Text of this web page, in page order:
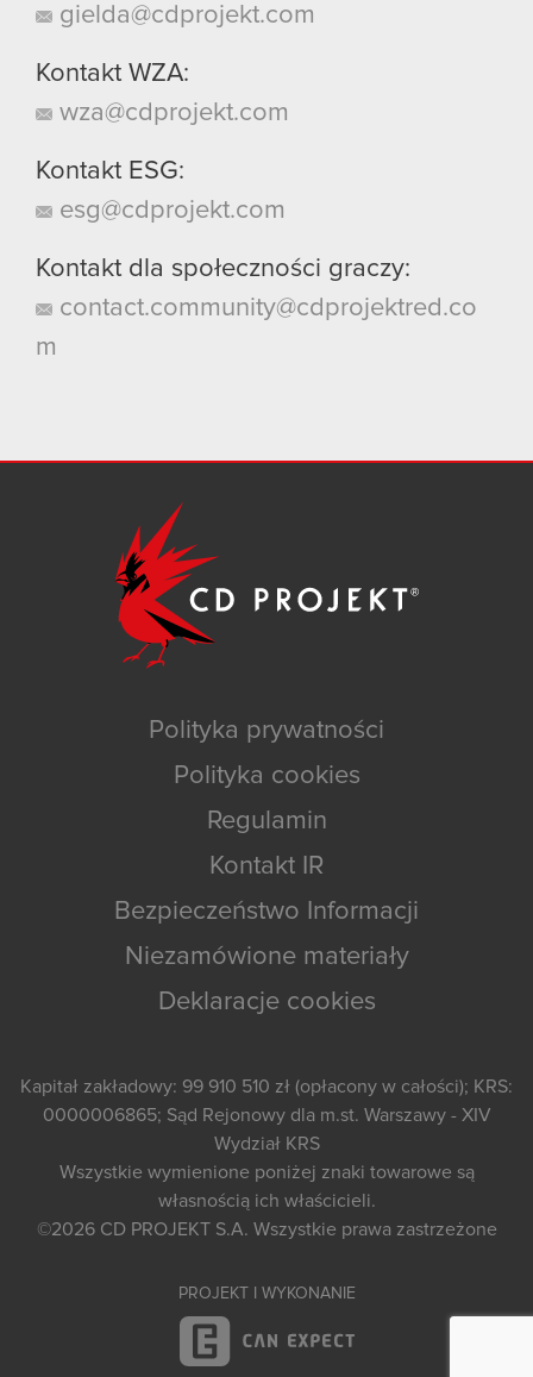
gielda@cdprojekt.com
Kontakt WZA:
wza@cdprojekt.com
Kontakt ESG:
esg@cdprojekt.com
Kontakt dla społeczności graczy:
contact.community@cdprojektred.co
m
Polityka prywatności
Polityka cookies
Regulamin
Kontakt IR
Bezpieczeństwo Informacji
Niezamówione materiały
Deklaracje cookies
Kapitał zakładowy: 99 910 510 zł (opłacony w całości); KRS:
0000006865; Sąd Rejonowy dla m.st. Warszawy - XIV
Wydział KRS
Wszystkie wymienione poniżej znaki towarowe są
własnością ich właścicieli.
©2026 CD PROJEKT S.A. Wszystkie prawa zastrzeżone
PROJEKT I WYKONANIE